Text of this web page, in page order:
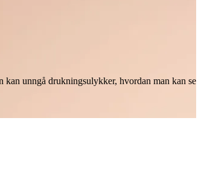
unngå drukningsulykker, hvordan man kan se